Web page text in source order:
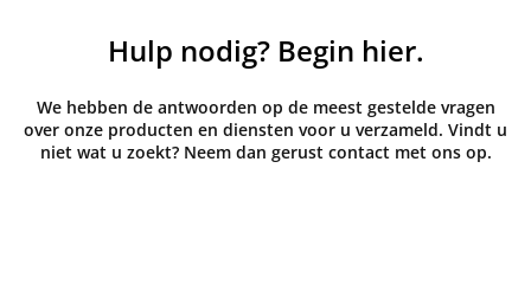
Hulp nodig? Begin hier.
We hebben de antwoorden op de meest gestelde vragen
over onze producten en diensten voor u verzameld. Vindt u
niet wat u zoekt? Neem dan gerust contact met ons op.